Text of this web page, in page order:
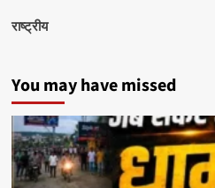
राष्ट्रीय
You may have missed